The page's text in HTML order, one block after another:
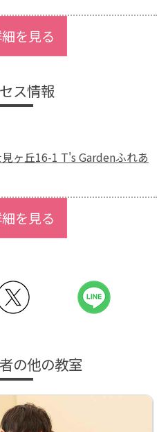
を見る
ス情報
ヶ丘16-1 T's Gardenふれあ
を見る
の他の教室